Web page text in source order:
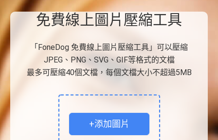
免費線上圖片壓縮工具
「FoneDog 免費線上圖片壓縮工具」可以壓縮
JPEG、PNG、SVG、GIF等格式的文檔
最多可壓縮40個文檔，每個文檔大小不超過5MB
+添加圖片